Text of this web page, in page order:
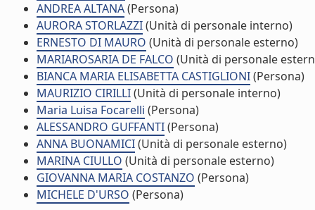
ANDREA ALTANA(Persona)
AURORA STORLAZZI(Unità di personale interno)
ERNESTO DI MAURO (Unità di personale esterno)
MARIAROSARIA DE FALCO (Unità di personale
BIANCA MARIA ELISABETTA CASTIGLIONI(Persona)
MAURIZIO CIRILLI(Unità di personale interno)
Maria Luisa Focarelli (Persona)
ALESSANDRO GUFFANTI(Persona)
ANNA BUONAMICI(Unità di personale esterno)
MARINA CIULLO (Unità di personale esterno)
GIOVANNA MARIA COSTANZO (Persona)
MICHELE D'URSO (Persona)